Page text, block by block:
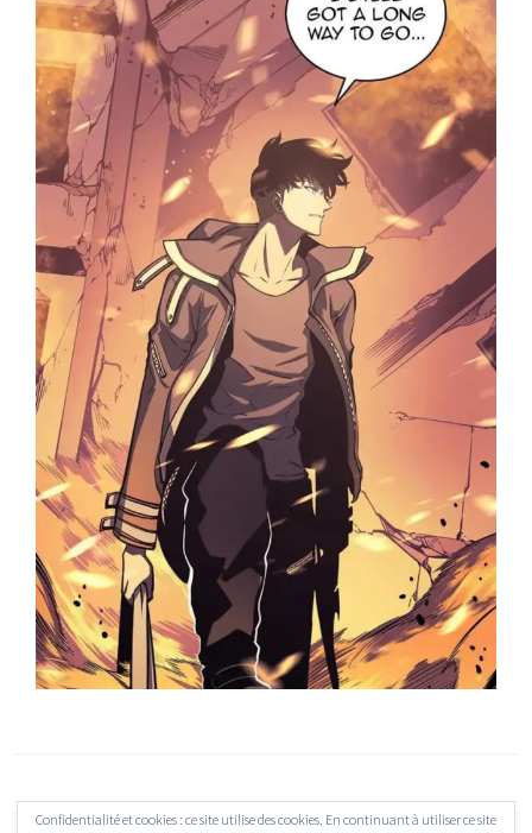
Confidentialité et cookies : ce site utilise des cookies. En continuant à utiliser ce site